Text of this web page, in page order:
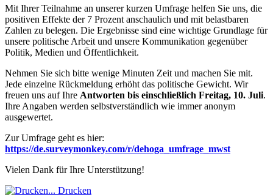
Mit Ihrer Teilnahme an unserer kurzen Umfrage helfen Sie uns, die
positiven Effekte der 7 Prozent anschaulich und mit belastbaren
Zahlen zu belegen. Die Ergebnisse sind eine wichtige Grundlage für
unsere politische Arbeit und unsere Kommunikation gegenüber
Politik, Medien und Öffentlichkeit.
Nehmen Sie sich bitte wenige Minuten Zeit und machen Sie mit.
Jede einzelne Rückmeldung erhöht das politische Gewicht. Wir
freuen uns auf Ihre Antworten bis einschließlich Freitag, 10. Juli.
Ihre Angaben werden selbstverständlich wie immer anonym
ausgewertet.
Zur Umfrage geht es hier:
https://de.surveymonkey.com/r/dehoga_umfrage_mwst
Vielen Dank für Ihre Unterstützung!
Drucken